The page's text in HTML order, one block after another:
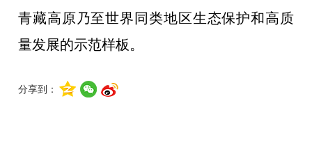
青藏高原乃至世界同类地区生态保护和高质
量发展的示范样板。
分享到：